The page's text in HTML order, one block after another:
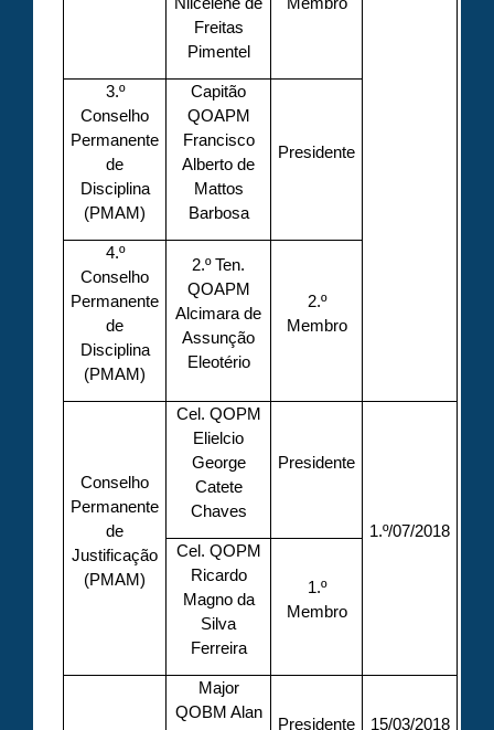
Freitas
Pimentel
3.º
Conselho
Permanente
de
Disciplina
(PMAM)
Capitão
QOAPM
Francisco
Alberto de
Mattos
Barbosa
Presidente
4.º
Conselho
Permanente
de
Disciplina
(PMAM)
2.º Ten.
QOAPM
Alcimara de
Assunção
Eleotério
2.º
Membro
Conselho
Permanente
de
Justificação
(PMAM)
Cel. QOPM
Elielcio
George
Catete
Chaves
Presidente
1.º/07/2018
Cel. QOPM
Ricardo
Magno da
Silva
Ferreira
1.º
Membro
Major
QOBM Alan
Presidente 15/03/2018